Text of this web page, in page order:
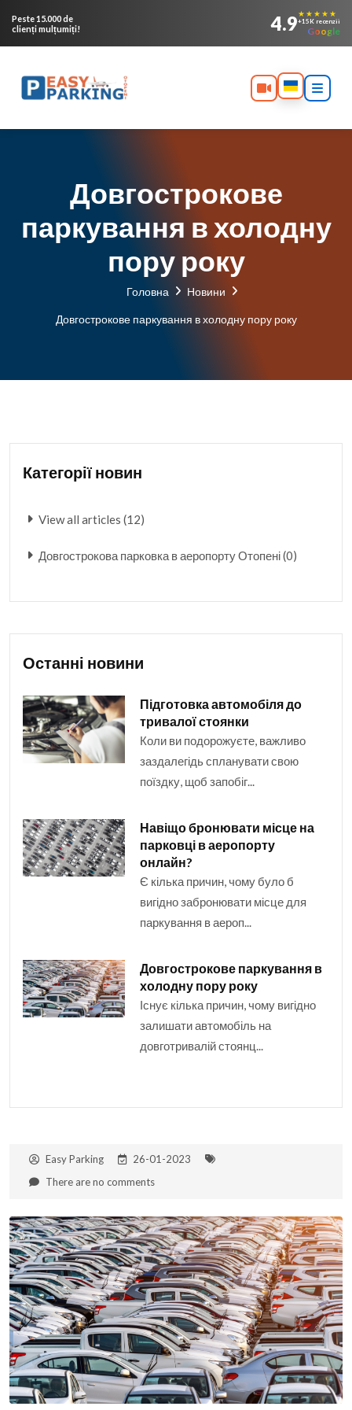
Peste 15.000 de
clienți mulțumiți!
4.9★★★★★
+15K recenzii
Google
Довгострокове
паркування в холодну
пору року
Головна Новини
Довгострокове паркування в холодну пору року
Категорії новин
View all articles (12)
Довгострокова парковка в аеропорту Отопені (0)
Останні новини
Підготовка автомобіля до
тривалої стоянки
Коли ви подорожуєте, важливо
заздалегідь спланувати свою
поїздку, щоб запобіг...
Навіщо бронювати місце на
парковці в аеропорту
онлайн?
Є кілька причин, чому було б
вигідно забронювати місце для
паркування в аероп...
Довгострокове паркування в
холодну пору року
Існує кілька причин, чому вигідно
залишати автомобіль на
довготривалій стоянц...
Easy Parking
26-01-2023
There are no comments